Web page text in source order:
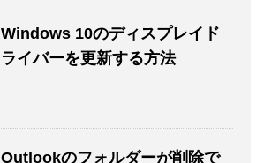
Windows 10のディスプレイド
ライバーを更新する方法
Outlookのフォルダーが削除で